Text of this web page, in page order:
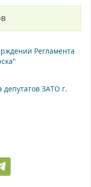
Регламента
ЗАТО г.